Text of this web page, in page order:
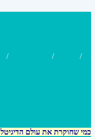
/ /
/
כמי שחוקרת את עולם הדיגיטל